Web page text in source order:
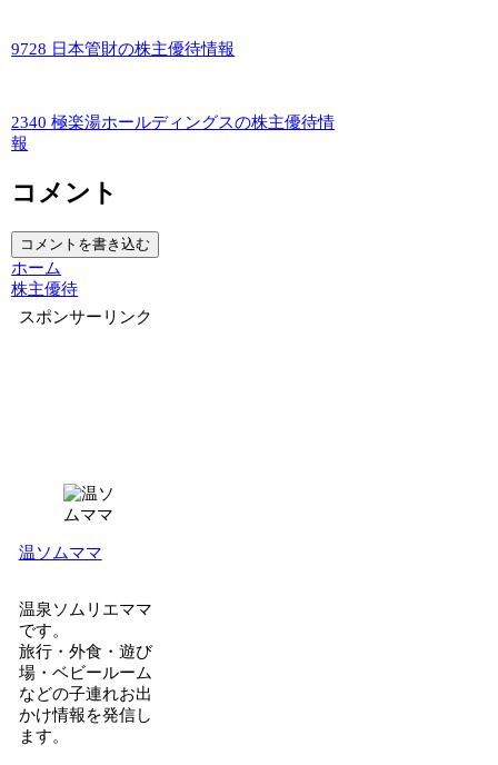
9728 日本管財の株主優待情報
2340 極楽湯ホールディングスの株主優待情
報
コメント
コメントを書き込む
ホーム
株主優待
スポンサーリンク
温ソムママ
温泉ソムリエママ
です。
旅行・外食・遊び
場・ベビールーム
などの子連れお出
かけ情報を発信し
ます。